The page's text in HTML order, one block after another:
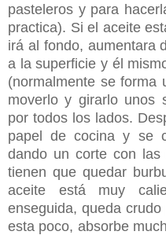
pasteleros y para
practica). Si el aceite
irá al fondo, aumentara
a la superficie y él
(normalmente se forma
moverlo y girarlo unos
por todos los lados.
papel de cocina y se
dando un corte con las
tienen que quedar
aceite está muy
enseguida, queda
esta poco, absorbe